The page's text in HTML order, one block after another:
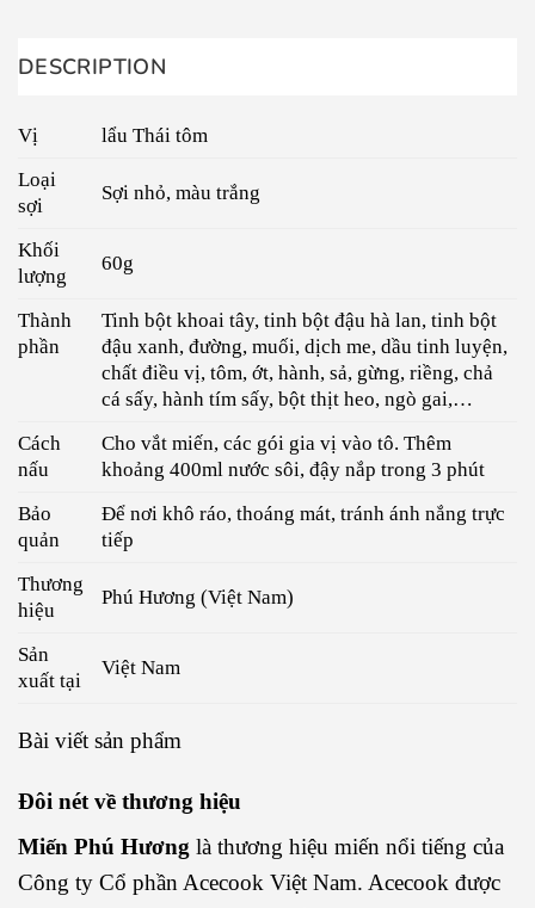
DESCRIPTION
Vị
lẩu Thái tôm
Loại
sợi
Sợi nhỏ, màu trắng
Khối
lượng
60g
Thành
phần
Tinh bột khoai tây, tinh bột đậu hà lan, tinh bột
đậu xanh, đường, muối, dịch me, dầu tinh luyện,
chất điều vị, tôm, ớt, hành, sả, gừng, riềng, chả
cá sấy, hành tím sấy, bột thịt heo, ngò gai,…
Cách
nấu
Cho vắt miến, các gói gia vị vào tô. Thêm
khoảng 400ml nước sôi, đậy nắp trong 3 phút
Bảo
quản
Để nơi khô ráo, thoáng mát, tránh ánh nắng trực
tiếp
Thương
hiệu
Phú Hương (Việt Nam)
Sản
xuất tại
Việt Nam
Bài viết sản phẩm
Đôi nét về thương hiệu
Miến Phú Hương là thương hiệu miến nổi tiếng của
Công ty Cổ phần Acecook Việt Nam. Acecook được